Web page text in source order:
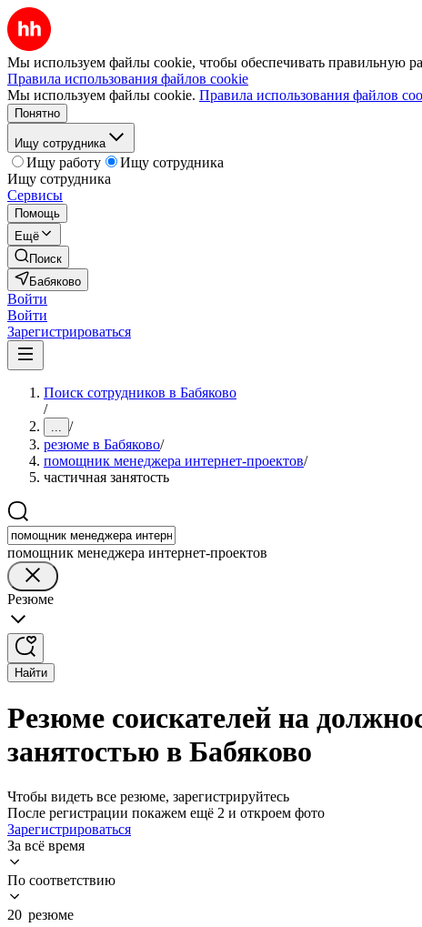
Мы используем файлы cookie, чтобы обеспечивать правильную
Правила использования файлов cookie
Мы используем файлы cookie. Правила использования файлов
Понятно
Ищу сотрудника
Ищу работу
Ищу сотрудника
Ищу сотрудника
Сервисы
Помощь
Ещё
Поиск
Бабяково
Войти
Войти
Зарегистрироваться
Поиск сотрудников в Бабяково
/
... /
резюме в Бабяково/
помощник менеджера интернет-проектов/
частичная занятость
помощник менеджера интернет-проектов
Резюме
Найти
Резюме соискателей на
занятостью в Бабяково
Чтобы видеть все резюме, зарегистрируйтесь
После регистрации покажем ещё 2 и откроем фото
Зарегистрироваться
За всё время
По соответствию
20 резюме